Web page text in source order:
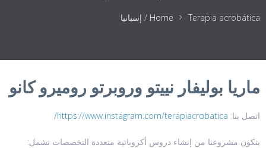
Home Terapia acrobática / إسبانيا
ماريا بوليفار نييتو وروبرتو روميرو كانو
اتصل بنا: https://www.instagram.com/terapiacrobatica/
يتكون مشروعنا من إنشاء دروس أكروباتية متعددة التخصصات تشمل: